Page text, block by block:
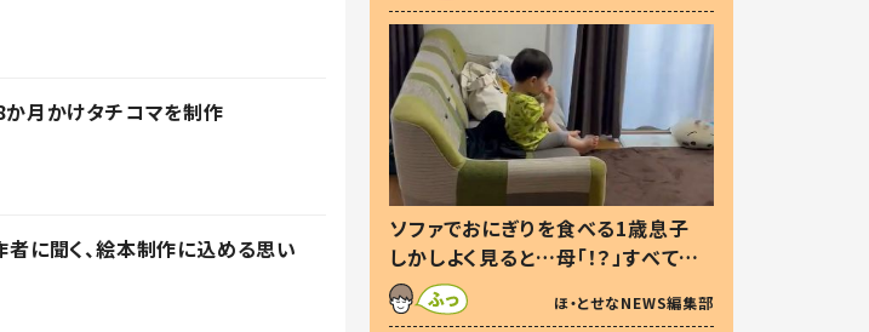
月かけタチコマを制作
に聞く、絵本制作に込める思い
ソファでおにぎりを食べる1歳息子
しかしよく見ると…母「！？」すべてを
察した母の投稿に「可愛いから許
す！」「現行犯〜」
ほ・とせなNEWS編集部